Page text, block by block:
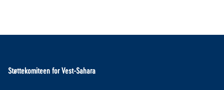
Støttekomiteen for Vest-Sahara